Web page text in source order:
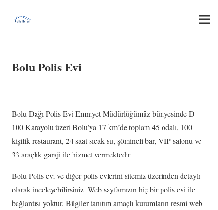
Bolu Polis Evi
Bolu Dağı Polis Evi Emniyet Müdürlüğümüz bünyesinde D-
100 Karayolu üzeri Bolu’ya 17 km’de toplam 45 odalı, 100
kişilik restaurant, 24 saat sıcak su, şömineli bar, VIP salonu ve
33 araçlık garaji ile hizmet vermektedir.
Bolu Polis evi ve diğer polis evlerini sitemiz üzerinden detaylı
olarak inceleyebilirsiniz. Web sayfamızın hiç bir polis evi ile
bağlantısı yoktur. Bilgiler tanıtım amaçlı kurumların resmi web